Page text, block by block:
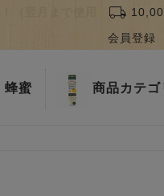
local_shipping
会員登録
蜂蜜 商品カテゴ